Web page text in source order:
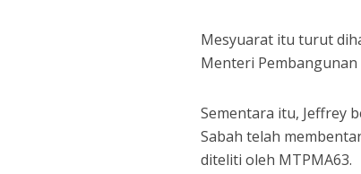
Mesyuarat itu turut
Menteri Pembangunan
Sementara itu, Jeffrey
Sabah telah
diteliti oleh MTPMA63.